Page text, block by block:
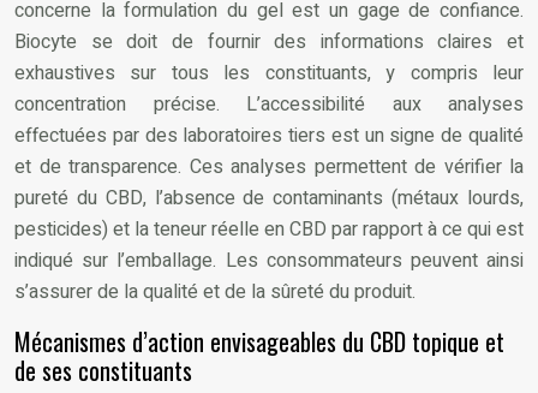
concerne la formulation du gel est un gage de confiance.
Biocyte se doit de fournir des informations claires et
exhaustives sur tous les constituants, y compris leur
concentration précise. L’accessibilité aux analyses
effectuées par des laboratoires tiers est un signe de qualité
et de transparence. Ces analyses permettent de vérifier la
pureté du CBD, l’absence de contaminants (métaux lourds,
pesticides) et la teneur réelle en CBD par rapport à ce qui est
indiqué sur l’emballage. Les consommateurs peuvent ainsi
s’assurer de la qualité et de la sûreté du produit.
Mécanismes d’action envisageables du CBD topique et
de ses constituants